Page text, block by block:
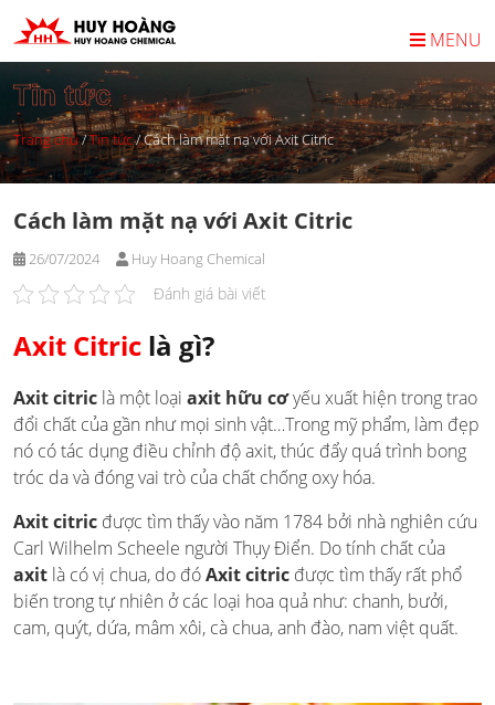
Skip
to
content
MENU
Tin tức
Trang chủ/Tin tức/Cách làm mặt nạ với Axit Citric
Cách làm mặt nạ với Axit Citric
26/07/2024 Huy Hoang Chemical
Đánh giá bài viết
Axit Citric là gì?
Axit citric là một loại axit hữu cơyếu xuất hiện trong trao
đổi chất của gần như mọi sinh vật…Trong mỹ phẩm, làm đẹp
nó có tác dụng điều chỉnh độ axit, thúc đẩy quá trình bong
tróc da và đóng vai trò của chất chống oxy hóa.
Axit citric được tìm thấy vào năm 1784 bởi nhà nghiên cứu
Carl Wilhelm Scheele người Thụy Điển. Do tính chất của
axit là có vị chua, do đóAxit citric được tìm thấy rất phổ
biến trong tự nhiên ở các loại hoa quả như: chanh, bưởi,
cam, quýt, dứa, mâm xôi, cà chua, anh đào, nam việt quất.